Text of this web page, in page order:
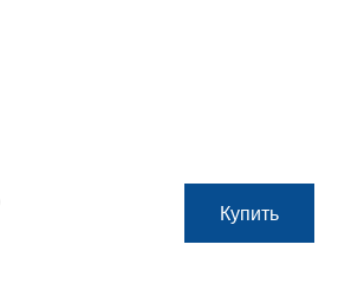
Купить